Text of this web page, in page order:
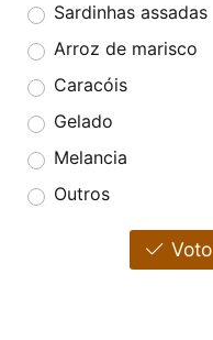
Sardinhas assadas
Arroz de marisco
Caracóis
Gelado
Melancia
Outros
Voto